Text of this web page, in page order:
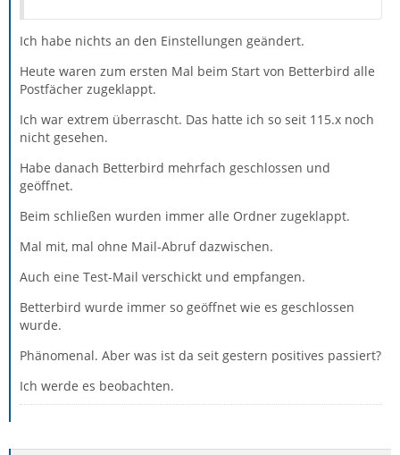
Ich habe nichts an den Einstellungen geändert.
Heute waren zum ersten Mal beim Start von Betterbird alle
Postfächer zugeklappt.
Ich war extrem überrascht. Das hatte ich so seit 115.x noch
nicht gesehen.
Habe danach Betterbird mehrfach geschlossen und
geöffnet.
Beim schließen wurden immer alle Ordner zugeklappt.
Mal mit, mal ohne Mail-Abruf dazwischen.
Auch eine Test-Mail verschickt und empfangen.
Betterbird wurde immer so geöffnet wie es geschlossen
wurde.
Phänomenal. Aber was ist da seit gestern positives passiert?
Ich werde es beobachten.